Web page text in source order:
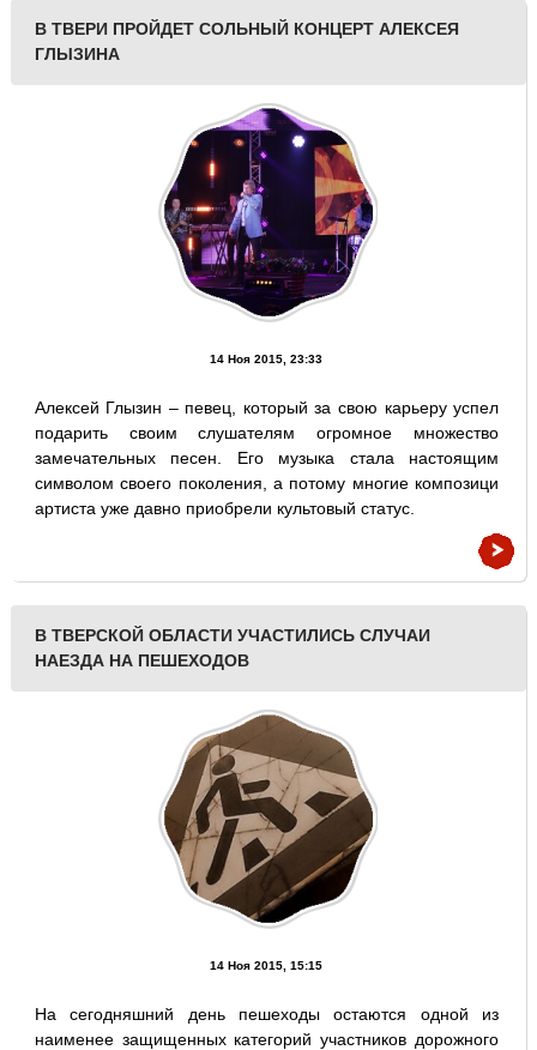
В ТВЕРИ ПРОЙДЕТ СОЛЬНЫЙ КОНЦЕРТ АЛЕКСЕЯ
ГЛЫЗИНА
14 Ноя 2015, 23:33
Алексей Глызин – певец, который за свою карьеру успел
подарить своим слушателям огромное множество
замечательных песен. Его музыка стала настоящим
символом своего поколения, а потому многие композици
артиста уже давно приобрели культовый статус.
В ТВЕРСКОЙ ОБЛАСТИ УЧАСТИЛИСЬ СЛУЧАИ
НАЕЗДА НА ПЕШЕХОДОВ
14 Ноя 2015, 15:15
На сегодняшний день пешеходы остаются одной из
наименее защищенных категорий участников дорожного